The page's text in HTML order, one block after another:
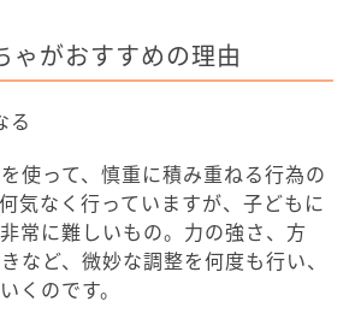
ゃがおすすめの理由
る
使って、慎重に積み重ねる行為の
気なく行っていますが、子どもに
常に難しいもの。力の強さ、方
など、微妙な調整を何度も行い、
くのです。